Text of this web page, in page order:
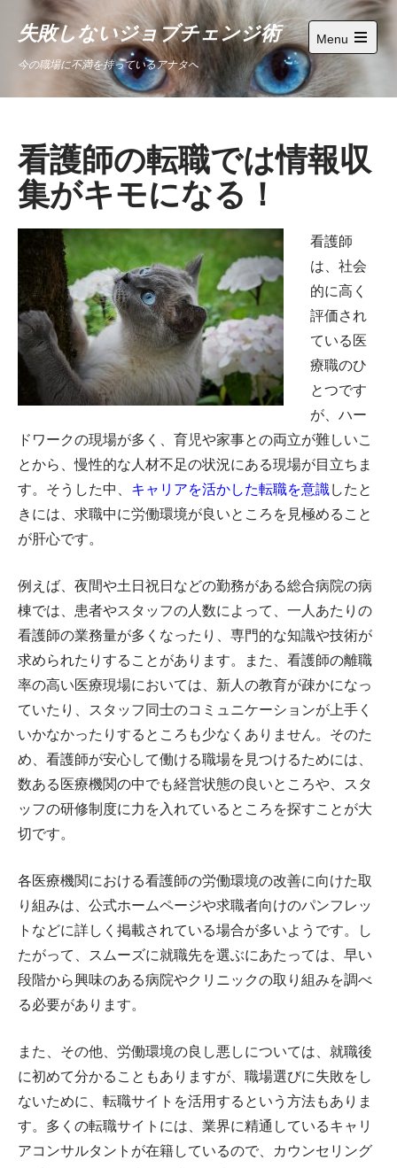
失敗しないジョブチェンジ術
今の職場に不満を持っているアナタへ
Menu
Open
main
menu
看護師の転職では情報収
集がキモになる！
看護師
は、社会
的に高く
評価され
ている医
療職のひ
とつです
が、ハー
ドワークの現場が多く、育児や家事との両立が難しいこ
とから、慢性的な人材不足の状況にある現場が目立ちま
す。そうした中、 キャリアを活かした転職を意識したと
きには、求職中に労働環境が良いところを見極めること
が肝心です。
例えば、夜間や土日祝日などの勤務がある総合病院の病
棟では、患者やスタッフの人数によって、一人あたりの
看護師の業務量が多くなったり、専門的な知識や技術が
求められたりすることがあります。また、看護師の離職
率の高い医療現場においては、新人の教育が疎かになっ
ていたり、スタッフ同士のコミュニケーションが上手く
いかなかったりするところも少なくありません。そのた
め、看護師が安心して働ける職場を見つけるためには、
数ある医療機関の中でも経営状態の良いところや、スタ
ッフの研修制度に力を入れているところを探すことが大
切です。
各医療機関における看護師の労働環境の改善に向けた取
り組みは、公式ホームページや求職者向けのパンフレッ
トなどに詳しく掲載されている場合が多いようです。し
たがって、スムーズに就職先を選ぶにあたっては、早い
段階から興味のある病院やクリニックの取り組みを調べ
る必要があります。
また、その他、労働環境の良し悪しについては、就職後
に初めて分かることもありますが、職場選びに失敗をし
ないために、転職サイトを活用するという方法もありま
す。多くの転職サイトには、業界に精通しているキャリ
アコンサルタントが在籍しているので、カウンセリング